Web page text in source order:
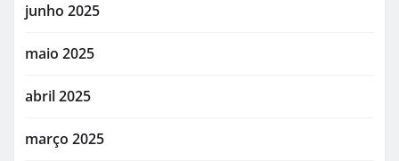
junho 2025
maio 2025
abril 2025
março 2025